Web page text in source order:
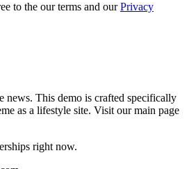
to the our terms and ourPrivacy
news. This demo is crafted specifically
as a lifestyle site. Visit our main page
right now.